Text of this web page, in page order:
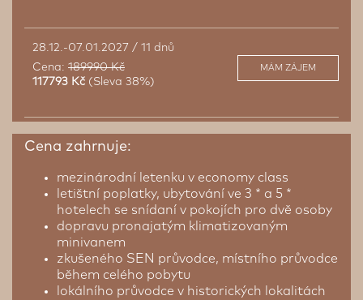
28.12.-07.01.2027 / 11 dnů
Cena: 189990 Kč
117793 Kč (Sleva 38%)
MÁM ZÁJEM
Cena zahrnuje:
mezinárodní letenku v economy class
letištní poplatky, ubytování ve 3 * a 5 *
hotelech se snídaní v pokojích pro dvě osoby
dopravu pronajatým klimatizovaným
minivanem
zkušeného SEN průvodce, místního průvodce
během celého pobytu
lokálního průvodce v historických lokalitách